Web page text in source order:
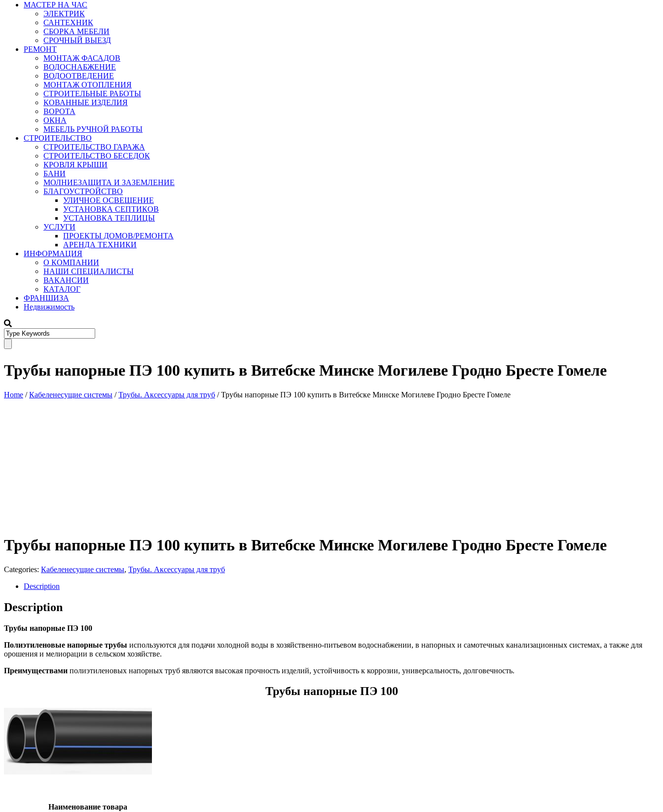
МАСТЕР НА ЧАС
ЭЛЕКТРИК
САНТЕХНИК
СБОРКА МЕБЕЛИ
СРОЧНЫЙ ВЫЕЗД
РЕМОНТ
МОНТАЖ ФАСАДОВ
ВОДОСНАБЖЕНИЕ
ВОДООТВЕДЕНИЕ
МОНТАЖ ОТОПЛЕНИЯ
СТРОИТЕЛЬНЫЕ РАБОТЫ
КОВАННЫЕ ИЗДЕЛИЯ
ВОРОТА
ОКНА
МЕБЕЛЬ РУЧНОЙ РАБОТЫ
СТРОИТЕЛЬСТВО
СТРОИТЕЛЬСТВО ГАРАЖА
СТРОИТЕЛЬСТВО БЕСЕДОК
КРОВЛЯ КРЫШИ
БАНИ
МОЛНИЕЗАЩИТА И ЗАЗЕМЛЕНИЕ
БЛАГОУСТРОЙСТВО
УЛИЧНОЕ ОСВЕЩЕНИЕ
УСТАНОВКА СЕПТИКОВ
УСТАНОВКА ТЕПЛИЦЫ
УСЛУГИ
ПРОЕКТЫ ДОМОВ/РЕМОНТА
АРЕНДА ТЕХНИКИ
ИНФОРМАЦИЯ
О КОМПАНИИ
НАШИ СПЕЦИАЛИСТЫ
ВАКАНСИИ
КАТАЛОГ
ФРАНШИЗА
Недвижимость
Трубы напорные ПЭ 100 купить в Витебске Минске Могилеве Гродно Бресте Гомеле
Home /Кабеленесущие системы /Трубы. Аксессуары для труб / Трубы напорные ПЭ 100 купить в Витебске Минске Могилеве Гродно Бресте Гомеле
Трубы напорные ПЭ 100 купить в Витебске Минске Могилеве Гродно Бресте Гомеле
Categories: Кабеленесущие системы, Трубы. Аксессуары для труб
Description
Description
Трубы напорные ПЭ 100
Полиэтиленовые напорные трубы используются для подачи холодной воды в хозяйственно-питьевом водоснабжении, в напорных и самотечных канализационных системах, а также для
орошения и мелиорации в сельском хозяйстве.
Преимуществами полиэтиленовых напорных труб являются высокая прочность изделий, устойчивость к коррозии, универсальность, долговечность.
Трубы напорные ПЭ 100
Наименование товара